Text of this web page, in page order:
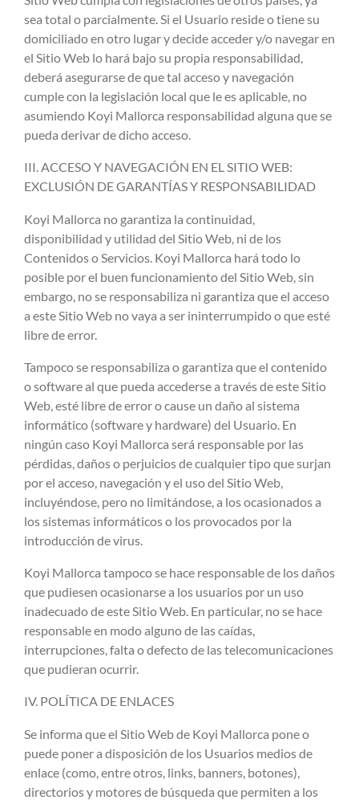
sea total o parcialmente. Si el Usuario reside o tiene su
domiciliado en otro lugar y decide acceder y/o navegar en
el Sitio Web lo hará bajo su propia responsabilidad,
deberá asegurarse de que tal acceso y navegación
cumple con la legislación local que le es aplicable, no
asumiendo Koyi Mallorca responsabilidad alguna que se
pueda derivar de dicho acceso.
III. ACCESO Y NAVEGACIÓN EN EL SITIO WEB:
EXCLUSIÓN DE GARANTÍAS Y RESPONSABILIDAD
Koyi Mallorca no garantiza la continuidad,
disponibilidad y utilidad del Sitio Web, ni de los
Contenidos o Servicios. Koyi Mallorca hará todo lo
posible por el buen funcionamiento del Sitio Web, sin
embargo, no se responsabiliza ni garantiza que el acceso
a este Sitio Web no vaya a ser ininterrumpido o que esté
libre de error.
Tampoco se responsabiliza o garantiza que el contenido
o software al que pueda accederse a través de este Sitio
Web, esté libre de error o cause un daño al sistema
informático (software y hardware) del Usuario. En
ningún caso Koyi Mallorca será responsable por las
pérdidas, daños o perjuicios de cualquier tipo que surjan
por el acceso, navegación y el uso del Sitio Web,
incluyéndose, pero no limitándose, a los ocasionados a
los sistemas informáticos o los provocados por la
introducción de virus.
Koyi Mallorca tampoco se hace responsable de los daños
que pudiesen ocasionarse a los usuarios por un uso
inadecuado de este Sitio Web. En particular, no se hace
responsable en modo alguno de las caídas,
interrupciones, falta o defecto de las telecomunicaciones
que pudieran ocurrir.
IV. POLÍTICA DE ENLACES
Se informa que el Sitio Web de Koyi Mallorca pone o
puede poner a disposición de los Usuarios medios de
enlace (como, entre otros, links, banners, botones),
directorios y motores de búsqueda que permiten a los